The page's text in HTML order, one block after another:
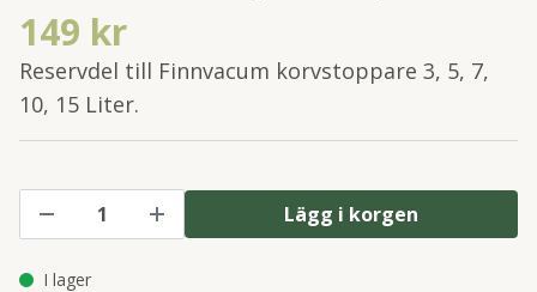
149 kr
Reservdel till Finnvacum korvstoppare 3, 5, 7,
10, 15 Liter.
Lägg i korgen
I lager